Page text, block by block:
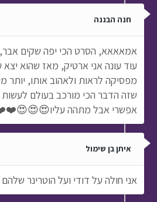
חנה הבננה
אמאאאא, הסרט הכי יפה שקים
עוד עונה אני ארטיק, מאז שהוא יצא
שזה הדבר הכי מורכב בעולם לעשות
אפשרי אבל מתהה
איתן בן שימול
אני חולה על דודי ועל הוטרינר